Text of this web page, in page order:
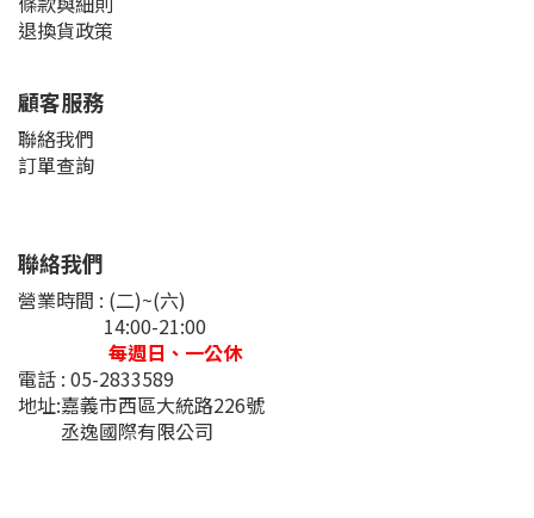
退換貨政策
顧客服務
聯絡我們
訂單查詢
聯絡我們
營業時間 : (二)~(六)
14:00-21:00
每週日、一公休
電話 : 05-2833589
地址:嘉義市西區大統路226號
丞逸國際有限公司